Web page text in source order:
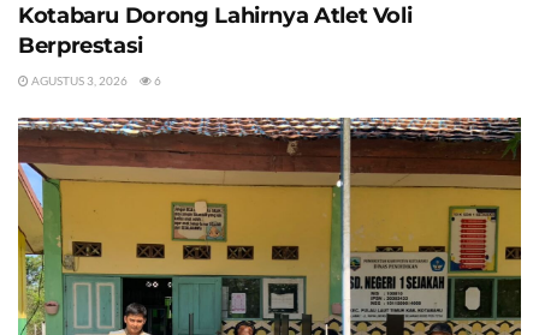
Kotabaru Dorong Lahirnya Atlet Voli
Berprestasi
AGUSTUS 3, 2026 6